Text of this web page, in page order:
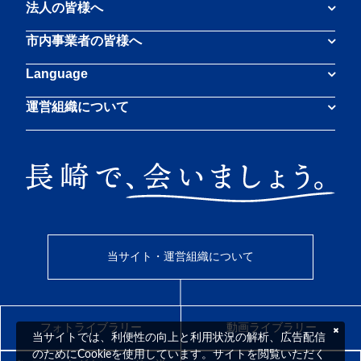
法人の皆様へ
市内事業者の皆様へ
Language
運営組織について
当サイト・運営組織について
フォトライブラリー 動画ライブラリー
当サイトでは、利便性の向上と利用状況の解析、広告配信
のためにCookieを使用しています。サイトを閲覧いただく